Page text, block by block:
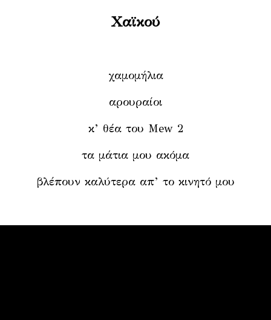
Χαϊκού
χαμομήλια
αρουραίοι
κ’ θέα του Mew 2
τα μάτια μου ακόμα
βλέπουν καλύτερα απ’ το κινητό μου